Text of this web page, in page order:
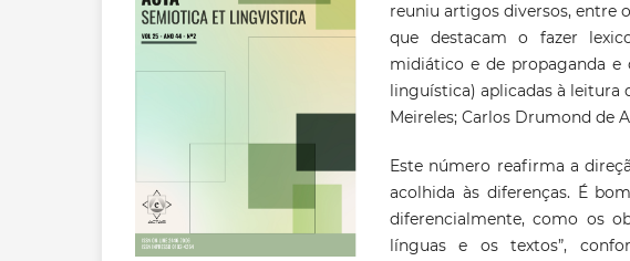
reuniu artigos diversos, entre
que destacam o fazer
midiático e de propaganda e
linguística) aplicadas à
Meireles; Carlos Drumond de
Este número reafirma a
acolhida às diferenças. É
diferencialmente, como os
línguas e os textos”,